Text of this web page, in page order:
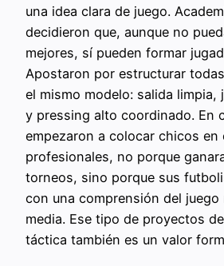
una idea clara de juego.
decidieron que, aunque no
mejores, sí pueden formar
Apostaron por estructurar
el mismo modelo: salida limpia,
y pressing alto coordinado. En
empezaron a colocar chicos en
profesionales, no porque
torneos, sino porque sus
con una comprensión del juego
media. Ese tipo de proyectos
táctica también es un valor